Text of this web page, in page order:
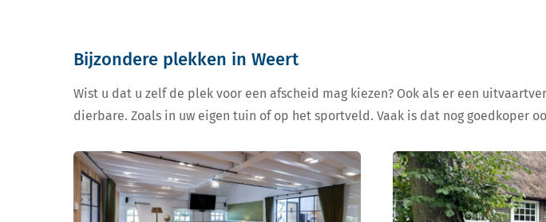
Bijzondere plekken in Weert
Wist u dat u zelf de plek voor een afscheid mag kiezen? Ook als er een
dierbare. Zoals in uw eigen tuin of op het sportveld. Vaak is dat nog goedkoper